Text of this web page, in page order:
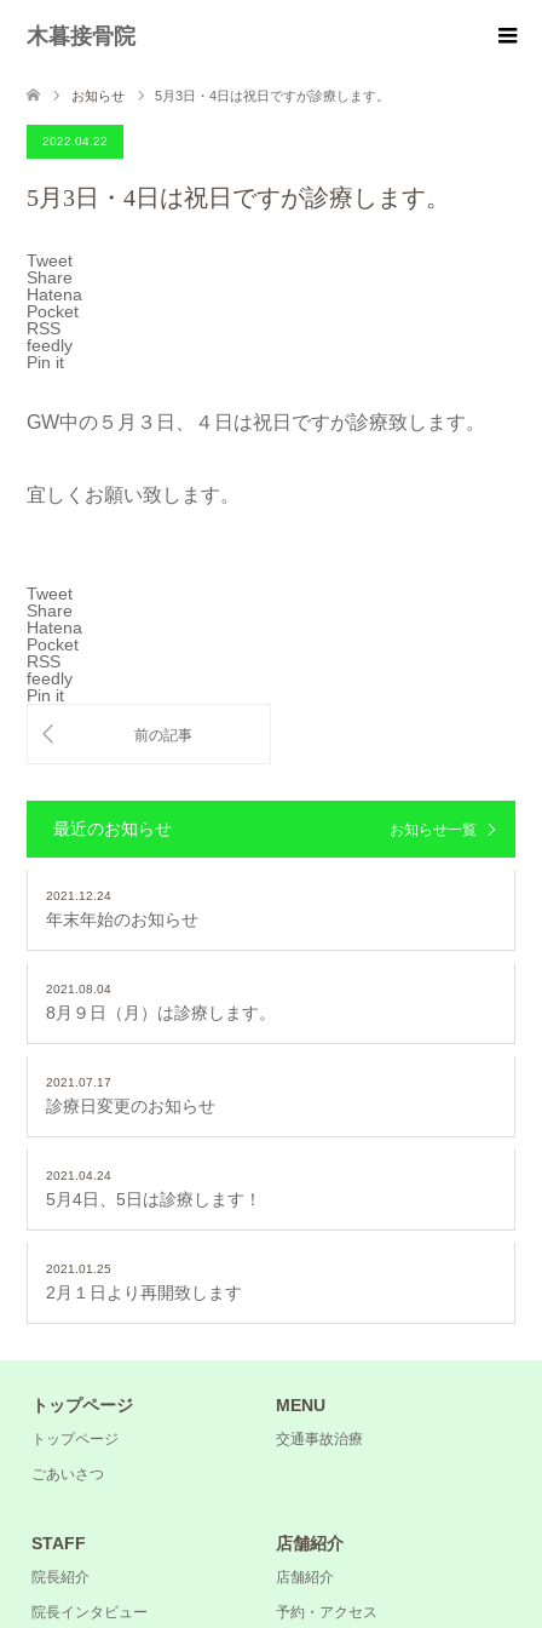
木暮接骨院
お知らせ 5月3日・4日は祝日ですが診療します。
2022.04.22
5月3日・4日は祝日ですが診療します。
Tweet
Share
Hatena
Pocket
RSS
feedly
Pin it
GW中の５月３日、４日は祝日ですが診療致します。
宜しくお願い致します。
Tweet
Share
Hatena
Pocket
RSS
feedly
Pin it
最近のお知らせ お知らせ一覧
2021.12.24
年末年始のお知らせ
2021.08.04
8月９日（月）は診療します。
2021.07.17
診療日変更のお知らせ
2021.04.24
5月4日、5日は診療します！
2021.01.25
2月１日より再開致します
トップページ
トップページ
ごあいさつ
MENU
交通事故治療
STAFF
院長紹介
院長インタビュー
店舗紹介
店舗紹介
予約・アクセス